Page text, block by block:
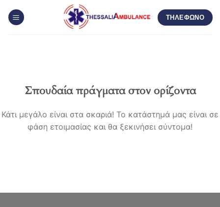
στο
ΤΗΛΕΦΩΝΟ
Σπουδαία πράγματα στον ορίζοντα
Κάτι μεγάλο είναι στα σκαριά! Το κατάστημά μας είναι σε
φάση ετοιμασίας και θα ξεκινήσει σύντομα!